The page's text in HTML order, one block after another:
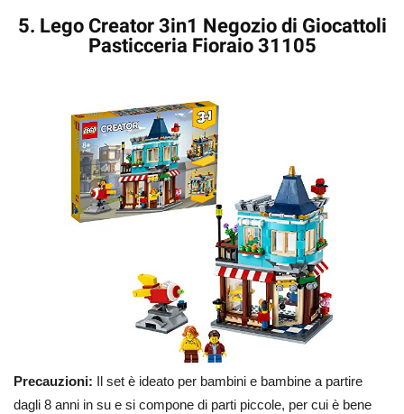
5. Lego Creator 3in1 Negozio di Giocattoli
Pasticceria Fioraio 31105
Precauzioni: Il set è ideato per bambini e bambine a partire
dagli 8 anni in su e si compone di parti piccole, per cui è bene